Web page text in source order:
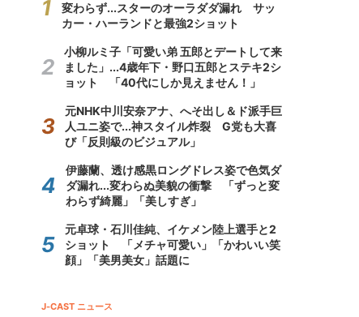
変わらず...スターのオーラダダ漏れ サッ
カー・ハーランドと最強2ショット
小柳ルミ子「可愛い弟 五郎とデートして来
ました」...4歳年下・野口五郎とステキ2シ
ョット 「40代にしか見えません！」
元NHK中川安奈アナ、へそ出し＆ド派手巨
人ユニ姿で...神スタイル炸裂 G党も大喜
び「反則級のビジュアル」
伊藤蘭、透け感黒ロングドレス姿で色気ダ
ダ漏れ...変わらぬ美貌の衝撃 「ずっと変
わらず綺麗」「美しすぎ」
元卓球・石川佳純、イケメン陸上選手と2
ショット 「メチャ可愛い」「かわいい笑
顔」「美男美女」話題に
J-CAST ニュース